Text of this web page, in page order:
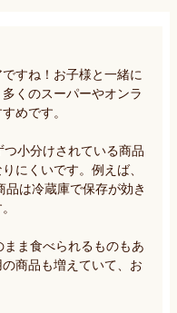
すね！お子様と一緒に
くのスーパーやオンラ
めです。
小分けされている商品
にくいです。例えば、
品は冷蔵庫で保存が効き
ま食べられるものもあ
商品も増えていて、お